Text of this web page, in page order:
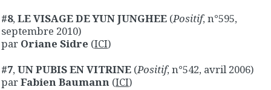
#8,LE VISAGE DE YUN JUNGHEE (Positif, n°595,
septembre 2010)
par Oriane Sidre (ICI)
#7,UN PUBIS EN VITRINE (Positif, n°542, avril 2006)
parFabien Baumann (ICI)